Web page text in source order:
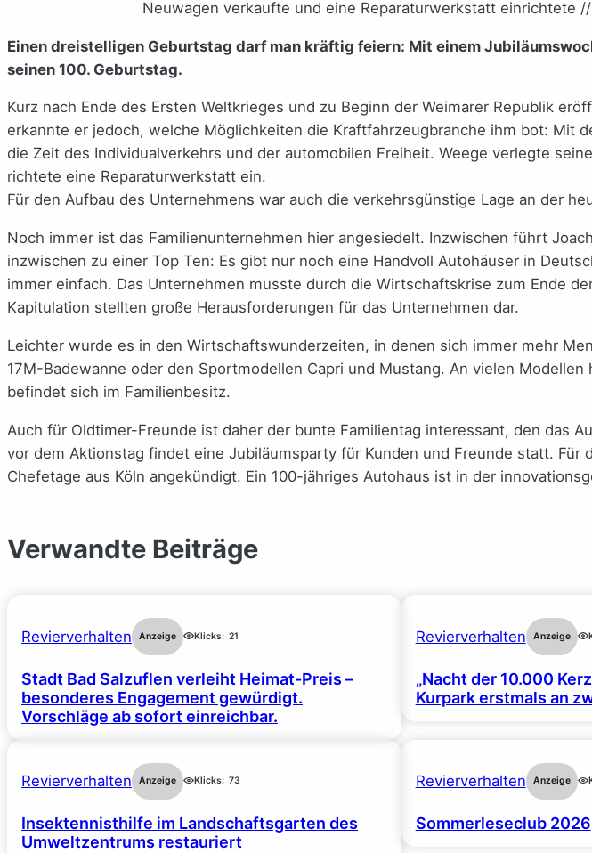
Neuwagen verkaufte und eine Reparaturwerkstatt einrichtete
Einen dreistelligen Geburtstag darf man kräftig feiern: Mit einem
seinen 100. Geburtstag.
Kurz nach Ende des Ersten Weltkrieges und zu Beginn der Weimarer Republik
erkannte er jedoch, welche Möglichkeiten die Kraftfahrzeugbranche ihm bot: Mit
die Zeit des Individualverkehrs und der automobilen Freiheit. Weege verlegte
richtete eine Reparaturwerkstatt ein.
Für den Aufbau des Unternehmens war auch die verkehrsgünstige Lage an der
Noch immer ist das Familienunternehmen hier angesiedelt. Inzwischen führt
inzwischen zu einer Top Ten: Es gibt nur noch eine Handvoll Autohäuser in
immer einfach. Das Unternehmen musste durch die Wirtschaftskrise zum Ende
Kapitulation stellten große Herausforderungen für das Unternehmen dar.
Leichter wurde es in den Wirtschaftswunderzeiten, in denen sich immer mehr
17M-Badewanne oder den Sportmodellen Capri und Mustang. An vielen
befindet sich im Familienbesitz.
Auch für Oldtimer-Freunde ist daher der bunte Familientag interessant, den das
vor dem Aktionstag findet eine Jubiläumsparty für Kunden und Freunde statt.
Chefetage aus Köln angekündigt. Ein 100-jähriges Autohaus ist in der
Verwandte Beiträge
Revierverhalten Anzeige Klicks: 21
Stadt Bad Salzuflen verleiht Heimat-Preis –
besonderes Engagement gewürdigt.
Vorschläge ab sofort einreichbar.
Revierverhalten Anzeige
„Nacht der 10.000
Kurpark erstmals an
Revierverhalten Anzeige Klicks: 73
Insektennisthilfe im Landschaftsgarten des
Umweltzentrums restauriert
Revierverhalten Anzeige
Sommerleseclub 2026